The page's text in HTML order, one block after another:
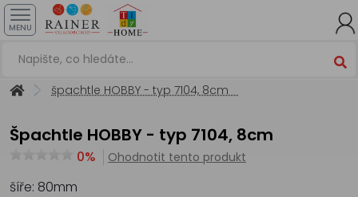
MENU
špachtle HOBBY - typ 7104, 8cm
špachtle HOBBY - typ 7104, 8cm
0% Ohodnotit tento produkt
šíře: 80mm